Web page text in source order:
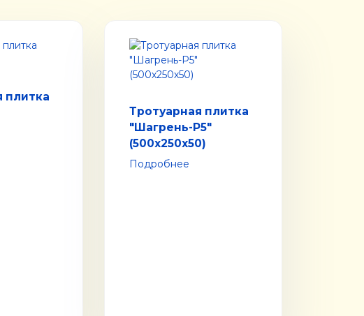
плитка
Тротуарная плитка
"Шагрень-Р5"
(500х250х50)
Подробнее